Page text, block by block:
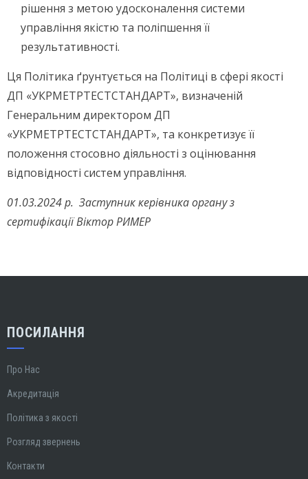
рішення з метою удосконалення системи
управління якістю та поліпшення її
результативності.
Ця Політика ґрунтується на Політиці в сфері якості
ДП «УКРМЕТРТЕСТСТАНДАРТ», визначеній
Генеральним директором ДП
«УКРМЕТРТЕСТСТАНДАРТ», та конкретизує її
положення стосовно діяльності з оцінювання
відповідності систем управління.
01.03.2024 р. Заступник керівника органу з
сертифікації Віктор РИМЕР
ПОСИЛАННЯ
Про Нас
Акредитація
Політика з якості
Розгляд звернень
Контакти